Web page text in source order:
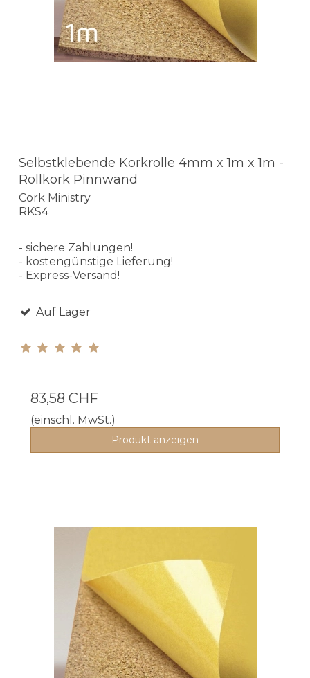
Selbstklebende Korkrolle 4mm x 1m x 1m -
Rollkork Pinnwand
Cork Ministry
RKS4
- sichere Zahlungen!
- kostengünstige Lieferung!
- Express-Versand!
Auf Lager
83,58 CHF
(einschl. MwSt.)
Produkt anzeigen